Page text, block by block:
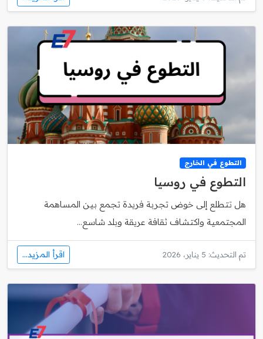
التطوع في الخارج
التطوع في روسيا
هل تتطلع إلى خوض تجربة فريدة تجمع بين المساهمة
المجتمعية واكتشاف ثقافة عريقة وبلد شاسع...
تم التحديث: 5 يناير، 2026 اقرأ المزيد...